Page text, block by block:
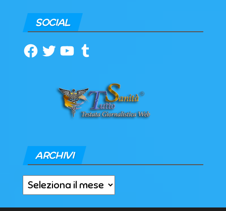
SOCIAL
Facebook
TwitterYouTubeTumblr
ARCHIVI
Archivi